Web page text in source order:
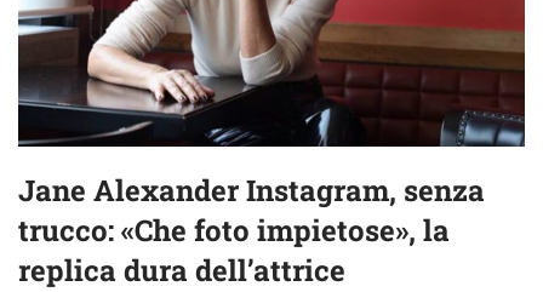
Jane Alexander Instagram, senza
trucco: «Che foto impietose», la
replica dura dell’attrice